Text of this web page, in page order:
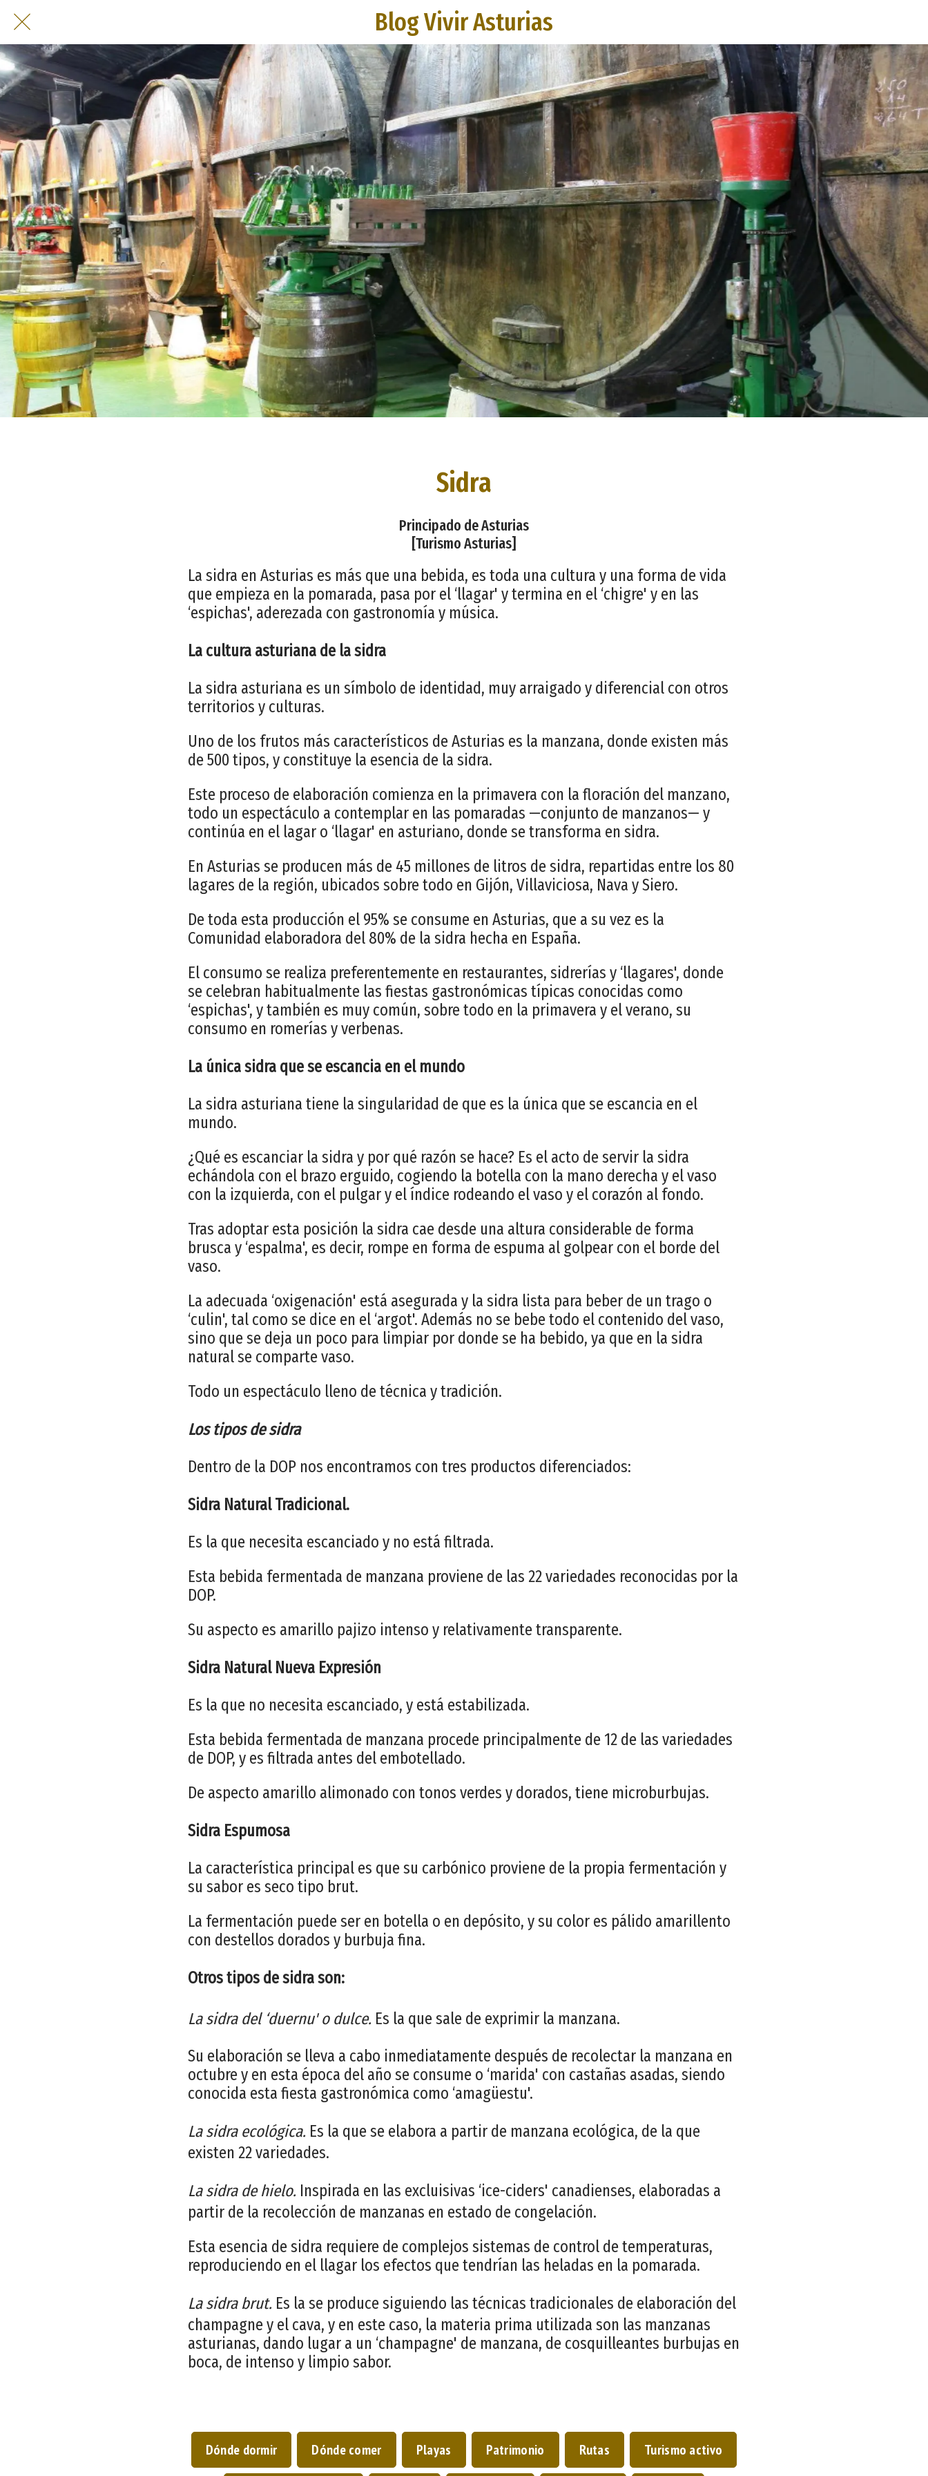
Blog Vivir Asturias
Sidra
Principado de Asturias
[Turismo Asturias]
La sidra en Asturias es más que una bebida, es toda una cultura y una forma de vida
que empieza en la pomarada, pasa por el ‘llagar' y termina en el ‘chigre' y en las
‘espichas', aderezada con gastronomía y música.
La cultura asturiana de la sidra
La sidra asturiana es un símbolo de identidad, muy arraigado y diferencial con otros
territorios y culturas.
Uno de los frutos más característicos de Asturias es la manzana, donde existen más
de 500 tipos, y constituye la esencia de la sidra.
Este proceso de elaboración comienza en la primavera con la floración del manzano,
todo un espectáculo a contemplar en las pomaradas —conjunto de manzanos— y
continúa en el lagar o ‘llagar' en asturiano, donde se transforma en sidra.
En Asturias se producen más de 45 millones de litros de sidra, repartidas entre los 80
lagares de la región, ubicados sobre todo en Gijón, Villaviciosa, Nava y Siero.
De toda esta producción el 95% se consume en Asturias, que a su vez es la
Comunidad elaboradora del 80% de la sidra hecha en España.
El consumo se realiza preferentemente en restaurantes, sidrerías y ‘llagares', donde
se celebran habitualmente las fiestas gastronómicas típicas conocidas como
‘espichas', y también es muy común, sobre todo en la primavera y el verano, su
consumo en romerías y verbenas.
La única sidra que se escancia en el mundo
La sidra asturiana tiene la singularidad de que es la única que se escancia en el
mundo.
¿Qué es escanciar la sidra y por qué razón se hace? Es el acto de servir la sidra
echándola con el brazo erguido, cogiendo la botella con la mano derecha y el vaso
con la izquierda, con el pulgar y el índice rodeando el vaso y el corazón al fondo.
Tras adoptar esta posición la sidra cae desde una altura considerable de forma
brusca y ‘espalma', es decir, rompe en forma de espuma al golpear con el borde del
vaso.
La adecuada ‘oxigenación' está asegurada y la sidra lista para beber de un trago o
‘culin', tal como se dice en el ‘argot'. Además no se bebe todo el contenido del vaso,
sino que se deja un poco para limpiar por donde se ha bebido, ya que en la sidra
natural se comparte vaso.
Todo un espectáculo lleno de técnica y tradición.
Los tipos de sidra
Dentro de la DOP nos encontramos con tres productos diferenciados:
Sidra Natural Tradicional.
Es la que necesita escanciado y no está filtrada.
Esta bebida fermentada de manzana proviene de las 22 variedades reconocidas por la
DOP.
Su aspecto es amarillo pajizo intenso y relativamente transparente.
Sidra Natural Nueva Expresión
Es la que no necesita escanciado, y está estabilizada.
Esta bebida fermentada de manzana procede principalmente de 12 de las variedades
de DOP, y es filtrada antes del embotellado.
De aspecto amarillo alimonado con tonos verdes y dorados, tiene microburbujas.
Sidra Espumosa
La característica principal es que su carbónico proviene de la propia fermentación y
su sabor es seco tipo brut.
La fermentación puede ser en botella o en depósito, y su color es pálido amarillento
con destellos dorados y burbuja fina.
Otros tipos de sidra son:
La sidra del ‘duernu' o dulce. Es la que sale de exprimir la manzana.
Su elaboración se lleva a cabo inmediatamente después de recolectar la manzana en
octubre y en esta época del año se consume o ‘marida' con castañas asadas, siendo
conocida esta fiesta gastronómica como ‘amagüestu'.
La sidra ecológica. Es la que se elabora a partir de manzana ecológica, de la que
existen 22 variedades.
La sidra de hielo. Inspirada en las excluisivas ‘ice-ciders' canadienses, elaboradas a
partir de la recolección de manzanas en estado de congelación.
Esta esencia de sidra requiere de complejos sistemas de control de temperaturas,
reproduciendo en el llagar los efectos que tendrían las heladas en la pomarada.
La sidra brut. Es la se produce siguiendo las técnicas tradicionales de elaboración del
champagne y el cava, y en este caso, la materia prima utilizada son las manzanas
asturianas, dando lugar a un ‘champagne' de manzana, de cosquilleantes burbujas en
boca, de intenso y limpio sabor.
Dónde dormir Dónde comer Playas Patrimonio Rutas Turismo activo